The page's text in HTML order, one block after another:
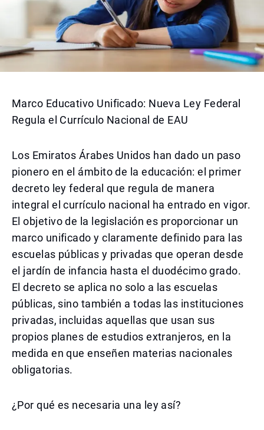
Marco Educativo Unificado: Nueva Ley Federal
Regula el Currículo Nacional de EAU
Los Emiratos Árabes Unidos han dado un paso
pionero en el ámbito de la educación: el primer
decreto ley federal que regula de manera
integral el currículo nacional ha entrado en vigor.
El objetivo de la legislación es proporcionar un
marco unificado y claramente definido para las
escuelas públicas y privadas que operan desde
el jardín de infancia hasta el duodécimo grado.
El decreto se aplica no solo a las escuelas
públicas, sino también a todas las instituciones
privadas, incluidas aquellas que usan sus
propios planes de estudios extranjeros, en la
medida en que enseñen materias nacionales
obligatorias.
¿Por qué es necesaria una ley así?